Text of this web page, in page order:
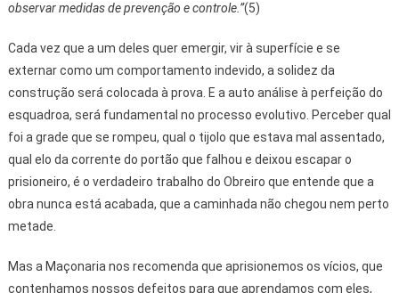
observar medidas de prevenção e controle.”(5)
Cada vez que a um deles quer emergir, vir à superfície e se
externar como um comportamento indevido, a solidez da
construção será colocada à prova. E a auto análise à perfeição do
esquadroa, será fundamental no processo evolutivo. Perceber qual
foi a grade que se rompeu, qual o tijolo que estava mal assentado,
qual elo da corrente do portão que falhou e deixou escapar o
prisioneiro, é o verdadeiro trabalho do Obreiro que entende que a
obra nunca está acabada, que a caminhada não chegou nem perto
metade.
Mas a Maçonaria nos recomenda que aprisionemos os vícios, que
contenhamos nossos defeitos para que aprendamos com eles,